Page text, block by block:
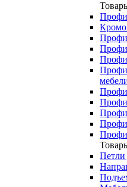
Петли